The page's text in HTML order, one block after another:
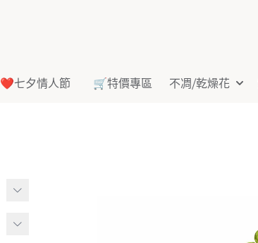
❤️七夕情人節 🛒特價專區 不凋⧸乾燥花